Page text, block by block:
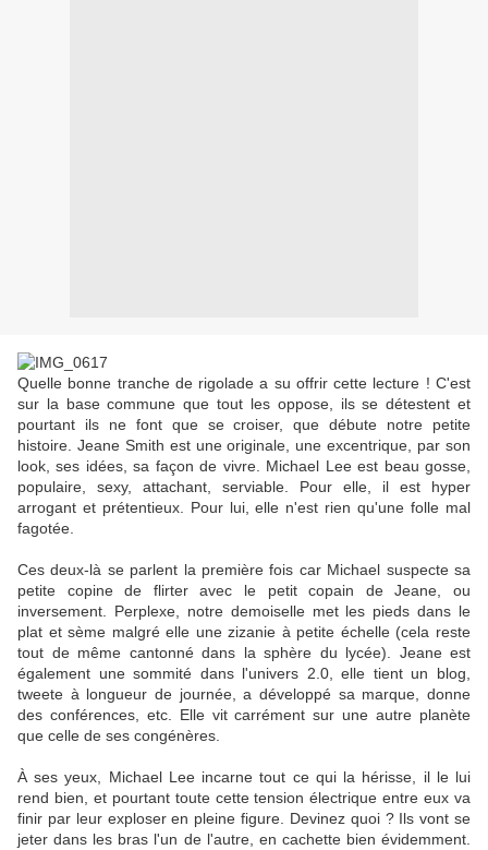
Quelle bonne tranche de rigolade a su offrir cette lecture ! C'est
sur la base commune que tout les oppose, ils se détestent et
pourtant ils ne font que se croiser, que débute notre petite
histoire. Jeane Smith est une originale, une excentrique, par son
look, ses idées, sa façon de vivre. Michael Lee est beau gosse,
populaire, sexy, attachant, serviable. Pour elle, il est hyper
arrogant et prétentieux. Pour lui, elle n'est rien qu'une folle mal
fagotée.
Ces deux-là se parlent la première fois car Michael suspecte sa
petite copine de flirter avec le petit copain de Jeane, ou
inversement. Perplexe, notre demoiselle met les pieds dans le
plat et sème malgré elle une zizanie à petite échelle (cela reste
tout de même cantonné dans la sphère du lycée). Jeane est
également une sommité dans l'univers 2.0, elle tient un blog,
tweete à longueur de journée, a développé sa marque, donne
des conférences, etc. Elle vit carrément sur une autre planète
que celle de ses congénères.
À ses yeux, Michael Lee incarne tout ce qui la hérisse, il le lui
rend bien, et pourtant toute cette tension électrique entre eux va
finir par leur exploser en pleine figure. Devinez quoi ? Ils vont se
jeter dans les bras l'un de l'autre, en cachette bien évidemment.